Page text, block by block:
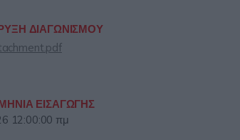
ΔΙΑΓΩΝΙΣΜΟΥ
ΕΙΣΑΓΩΓΗΣ
12:00:00 πμ